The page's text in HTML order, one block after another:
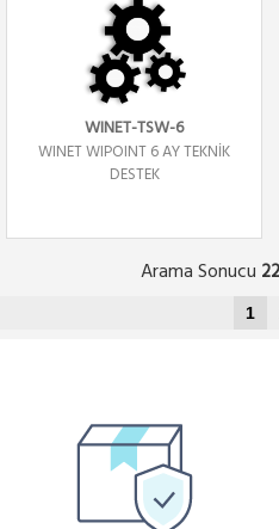
WINET-TSW-6
WINET WIPOINT 6 AY TEKNİK
DESTEK
Arama Sonucu 22
1